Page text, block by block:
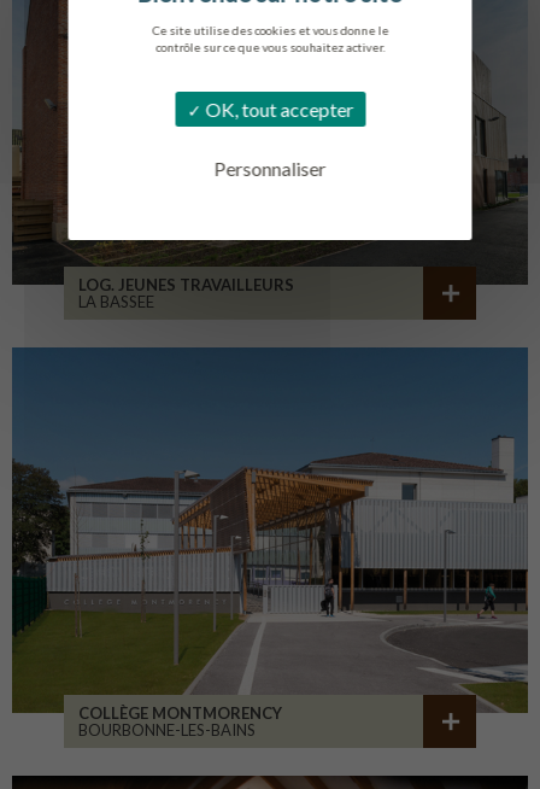
Ce site utilise des cookies et vous donne le
contrôle sur ce que vous souhaitez activer.
OK, tout accepter
Personnaliser
LOG. JEUNES TRAVAILLEURS
LA BASSEE
COLLÈGE MONTMORENCY
BOURBONNE-LES-BAINS